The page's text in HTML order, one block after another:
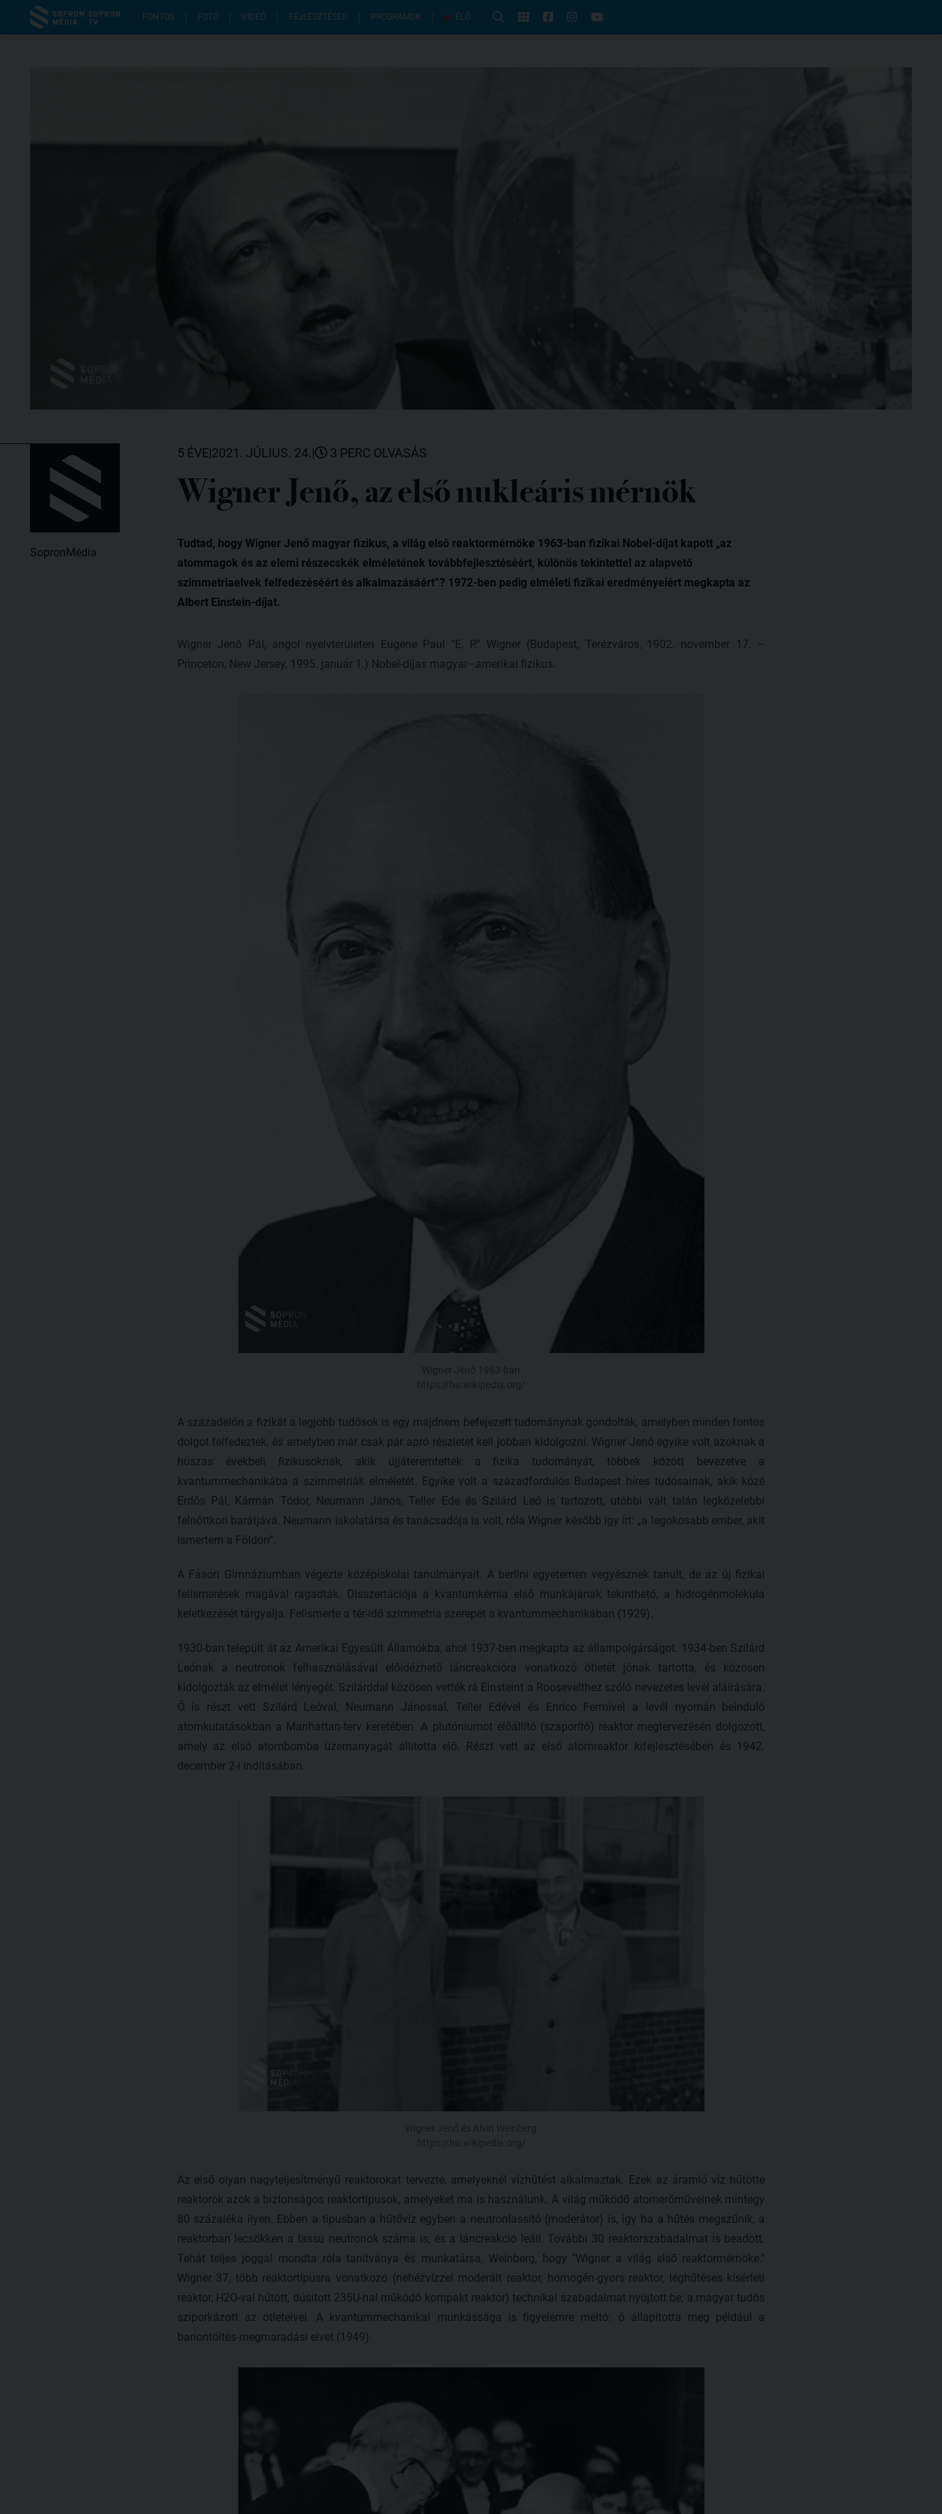
FONTOS FOTÓ VIDEÓ FEJLESZTÉSEK PROGRAMOK ÉLŐ
SopronMédia
5 ÉVE|2021. JÚLIUS. 24.| 3 PERC OLVASÁS
Wigner Jenő, az első nukleáris mérnök
Tudtad, hogy Wigner Jenő magyar fizikus, a világ első reaktormérnöke 1963-ban fizikai Nobel-díjat kapott „az
atommagok és az elemi részecskék elméletének továbbfejlesztéséért, különös tekintettel az alapvető
szimmetriaelvek felfedezéséért és alkalmazásáért”? 1972-ben pedig elméleti fizikai eredményeiért megkapta az
Albert Einstein-díjat.
Wigner Jenő Pál, angol nyelvterületen Eugene Paul "E. P." Wigner (Budapest, Terézváros, 1902. november 17. –
Princeton, New Jersey, 1995. január 1.) Nobel-díjas magyar–amerikai fizikus.
A századelőn a fizikát a legjobb tudósok is egy majdnem befejezett tudománynak gondolták, amelyben minden fontos
dolgot felfedeztek, és amelyben már csak pár apró részletet kell jobban kidolgozni. Wigner Jenő egyike volt azoknak a
húszas évekbeli fizikusoknak, akik újjáteremtették a fizika tudományát, többek között bevezetve a
kvantummechanikába a szimmetriák elméletét. Egyike volt a századfordulós Budapest híres tudósainak, akik közé
Erdős Pál, Kármán Tódor, Neumann János, Teller Ede és Szilárd Leó is tartozott, utóbbi vált talán legközelebbi
felnőttkori barátjává. Neumann iskolatársa és tanácsadója is volt, róla Wigner később így írt: „a legokosabb ember, akit
ismertem a Földön”.
A Fasori Gimnáziumban végezte középiskolai tanulmányait. A berlini egyetemen vegyésznek tanult, de az új fizikai
felismerések magával ragadták. Disszertációja a kvantumkémia első munkájának tekinthető, a hidrogénmolekula
keletkezését tárgyalja. Felismerte a tér-idő szimmetria szerepét a kvantummechanikában (1929).
1930-ban települt át az Amerikai Egyesült Államokba, ahol 1937-ben megkapta az állampolgárságot. 1934-ben Szilárd
Leónak a neutronok felhasználásával előidézhető láncreakcióra vonatkozó ötletét jónak tartotta, és közösen
kidolgozták az elmélet lényegét. Szilárddal közösen vették rá Einsteint a Roosevelthez szóló nevezetes levél aláírására.
Ő is részt vett Szilárd Leóval, Neumann Jánossal, Teller Edével és Enrico Fermivel a levél nyomán beinduló
atomkutatásokban a Manhattan-terv keretében. A plutóniumot előállító (szaporító) reaktor megtervezésén dolgozott,
amely az első atombomba üzemanyagát állította elő. Részt vett az első atomreaktor kifejlesztésében és 1942.
december 2-i indításában.
Az első olyan nagyteljesítményű reaktorokat tervezte, amelyeknél vízhűtést alkalmaztak. Ezek az áramló víz hűtötte
reaktorok azok a biztonságos reaktortípusok, amelyeket ma is használunk. A világ működő atomerőműveinek mintegy
80 százaléka ilyen. Ebben a típusban a hűtővíz egyben a neutronlassító (moderátor) is, így ha a hűtés megszűnik, a
reaktorban lecsökken a lassú neutronok száma is, és a láncreakció leáll. További 30 reaktorszabadalmat is beadott.
Tehát teljes joggal mondta róla tanítványa és munkatársa, Weinberg, hogy "Wigner a világ első reaktormérnöke."
Wigner 37, több reaktortípusra vonatkozó (nehézvízzel moderált reaktor, homogén-gyors reaktor, léghűtéses kísérleti
reaktor, H2O-val hűtött, dúsított 235U-nal működő kompakt reaktor) technikai szabadalmat nyújtott be; a magyar tudós
sziporkázott az ötleteivel. A kvantummechanikai munkássága is figyelemre méltó: ő állapította meg például a
bariontöltés-megmaradási elvet (1949).